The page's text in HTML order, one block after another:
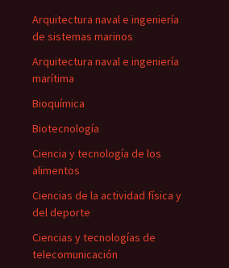
Arquitectura naval e ingeniería
de sistemas marinos
Arquitectura naval e ingeniería
marítima
Bioquímica
Biotecnología
Ciencia y tecnología de los
alimentos
Ciencias de la actividad física y
del deporte
Ciencias y tecnologías de
telecomunicación